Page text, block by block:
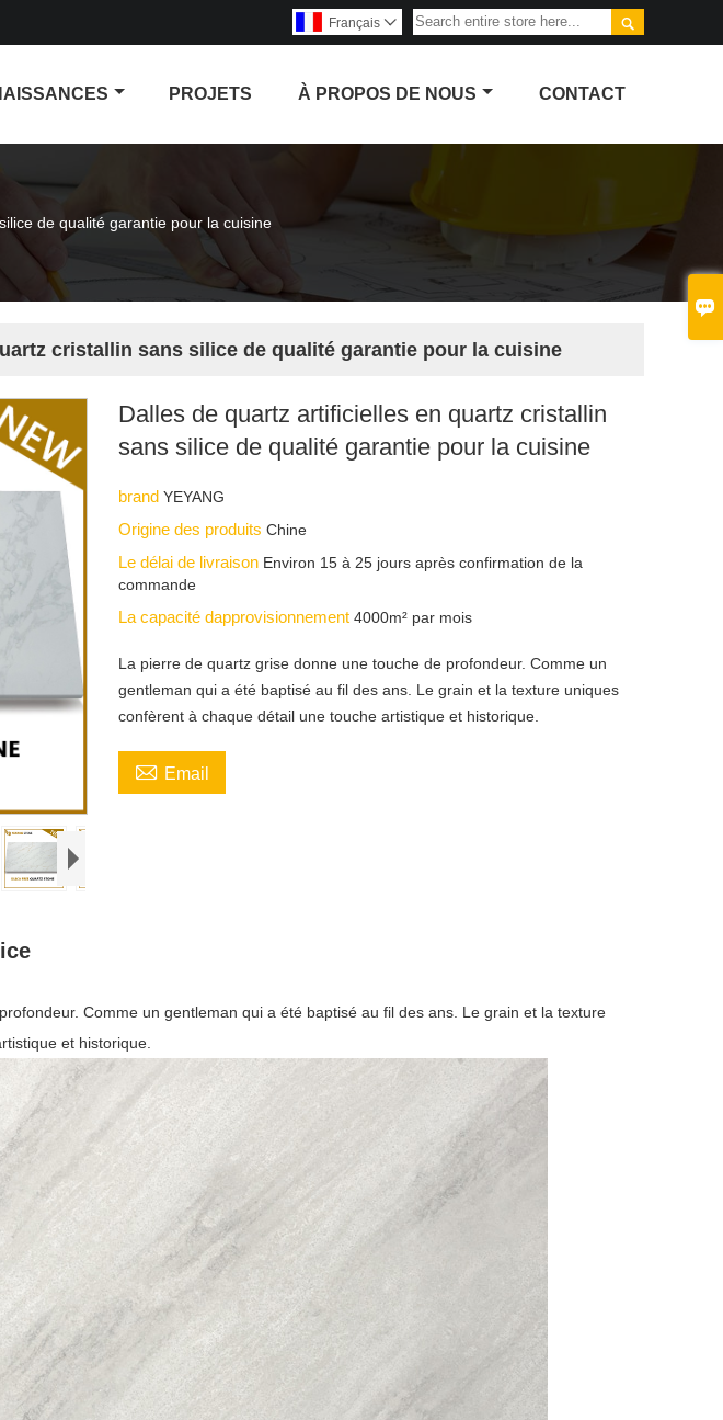


Français 
PROJETS À PROPOS DE NOUS CONTACT
de qualité garantie pour la cuisine
cristallin sans silice de qualité garantie pour la cuisine
Dalles de quartz artificielles en quartz cristallin
sans silice de qualité garantie pour la cuisine
brandYEYANG
Origine des produitsChine
Le délai de livraison Environ 15 à 25 jours après confirmation de la
commande
La capacité dapprovisionnement4000m² par mois
La pierre de quartz grise donne une touche de profondeur. Comme un
gentleman qui a été baptisé au fil des ans. Le grain et la texture uniques
confèrent à chaque détail une touche artistique et historique.
 Email
Comme un gentleman qui a été baptisé au fil des ans. Le grain et la texture
et historique.